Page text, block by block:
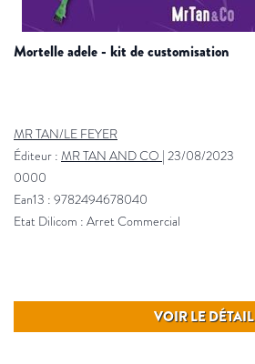
mortelle adele - kit de customisation
MR TAN/LE FEYER
Éditeur : MR TAN AND CO | 23/08/2023
0000
Ean13 : 9782494678040
Etat Dilicom : Arret Commercial
VOIR LE DÉTAIL